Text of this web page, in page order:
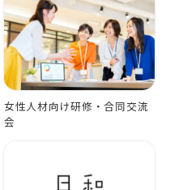
女性人材向け研修・合同交流
会